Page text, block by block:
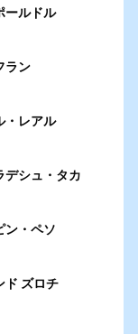
ールドル
ラン
・レアル
シュ・タカ
ン・ペソ
ド ズロチ